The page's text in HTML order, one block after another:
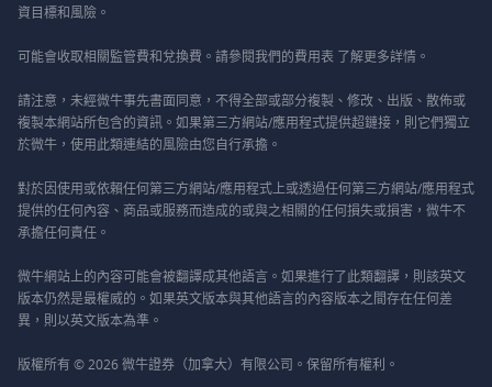
資目標和風險。
可能會收取相關監管費和兌換費。請參閱我們的費用表 了解更多詳情。
請注意，未經微牛事先書面同意，不得全部或部分複製、修改、出版、散佈或
複製本網站所包含的資訊。如果第三方網站/應用程式提供超鏈接，則它們獨立
於微牛，使用此類連結的風險由您自行承擔。
對於因使用或依賴任何第三方網站/應用程式上或透過任何第三方網站/應用程式
提供的任何內容、商品或服務而造成的或與之相關的任何損失或損害，微牛不
承擔任何責任。
微牛網站上的內容可能會被翻譯成其他語言。如果進行了此類翻譯，則該英文
版本仍然是最權威的。如果英文版本與其他語言的內容版本之間存在任何差
異，則以英文版本為準。
版權所有 © 2026 微牛證券（加拿大）有限公司。保留所有權利。